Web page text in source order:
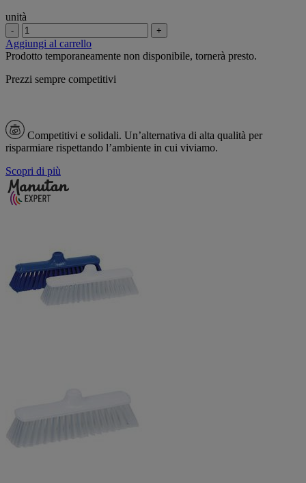
unità
- +
Aggiungi al carrello
Prodotto temporaneamente non disponibile, tornerà presto.
Prezzi sempre competitivi
Competitivi e solidali. Un’alternativa di alta qualità per
risparmiare rispettando l’ambiente in cui viviamo.
Scopri di più